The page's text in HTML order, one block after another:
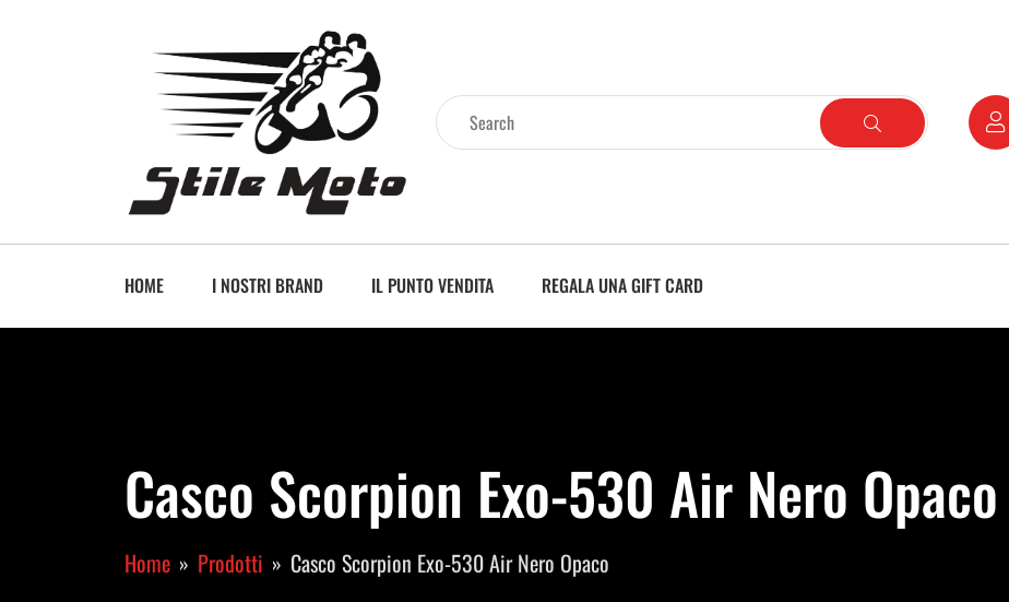
HOME I NOSTRI BRAND IL PUNTO VENDITA REGALA UNA GIFT CARD
Casco Scorpion Exo-530 Air Nero
Home Prodotti Casco Scorpion Exo-530 Air Nero Opaco